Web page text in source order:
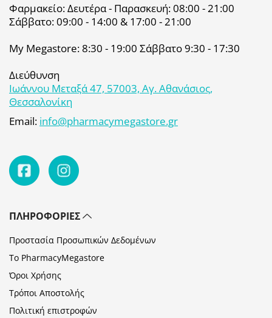
Φαρμακείο: Δευτέρα - Παρασκευή: 08:00 - 21:00
Σάββατο: 09:00 - 14:00 & 17:00 - 21:00
My Megastore: 8:30 - 19:00 Σάββατο 9:30 - 17:30
Διεύθυνση
Ιωάννου Μεταξά 47, 57003, Αγ. Αθανάσιος,
Θεσσαλονίκη
Email: info@pharmacymegastore.gr
ΠΛΗΡΟΦΟΡΊΕΣ
Προστασία Προσωπικών Δεδομένων
Το PharmacyMegastore
Όροι Χρήσης
Τρόποι Αποστολής
Πολιτική επιστροφών